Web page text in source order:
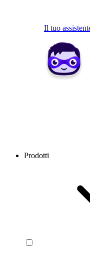
Il tuo
Prodotti